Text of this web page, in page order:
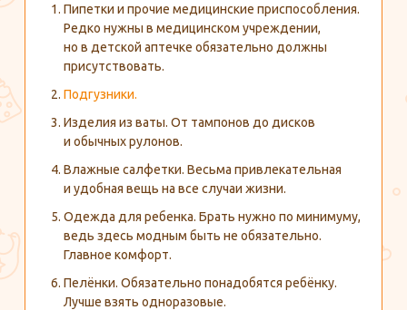
Пипетки и прочие медицинские приспособления.
Редко нужны в медицинском учреждении,
но в детской аптечке обязательно должны
присутствовать.
Подгузники.
Изделия из ваты. От тампонов до дисков
и обычных рулонов.
Влажные салфетки. Весьма привлекательная
и удобная вещь на все случаи жизни.
Одежда для ребенка. Брать нужно по минимуму,
ведь здесь модным быть не обязательно.
Главное комфорт.
Пелёнки. Обязательно понадобятся ребёнку.
Лучше взять одноразовые.